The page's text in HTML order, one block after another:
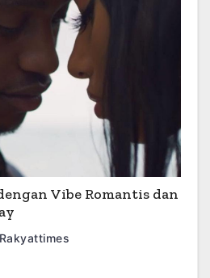
Vibe Romantis dan
Rakyattimes